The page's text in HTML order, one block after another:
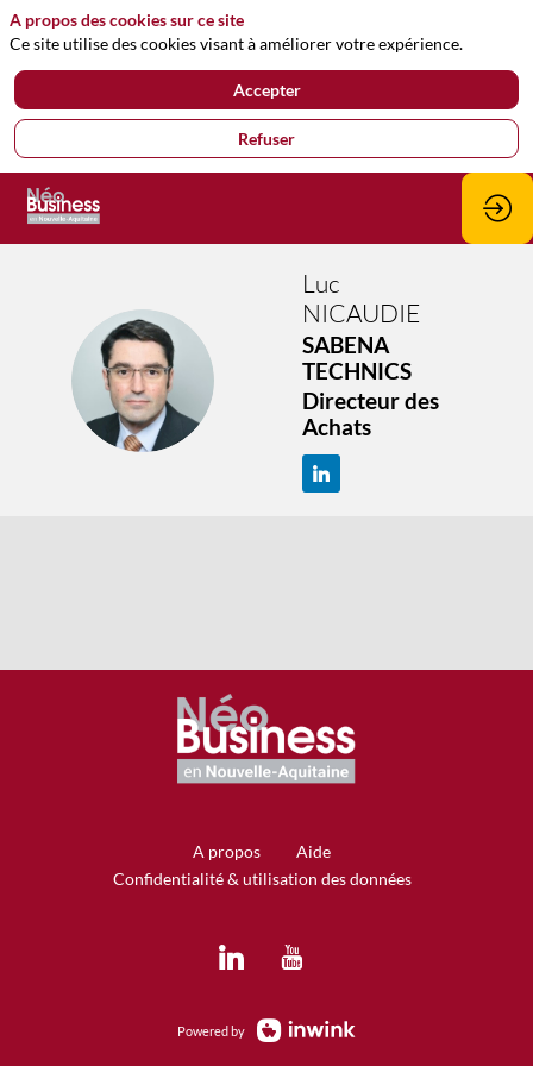
LN
Luc
NICAUDIE
SABENA
TECHNICS
Directeur des
Achats
A propos
Aide
Confidentialité & utilisation des données
Powered by
A propos des cookies sur ce site
Ce site utilise des cookies visant à améliorer votre expérience.
Accepter
Refuser